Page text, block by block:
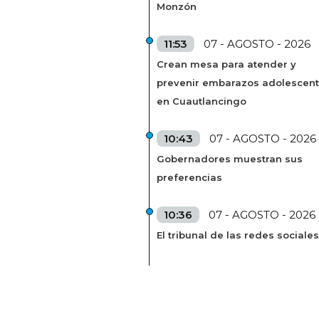
Monzón
11:53 07 - AGOSTO - 2026
Crean mesa para atender y
prevenir embarazos
en Cuautlancingo
10:43 07 - AGOSTO - 2026
Gobernadores muestran sus
preferencias
10:36 07 - AGOSTO - 2026
El tribunal de las redes sociales